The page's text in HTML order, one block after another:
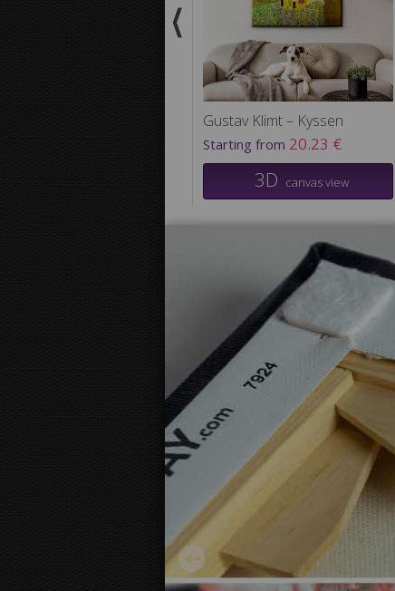
Gustav Klimt – Kyssen
Starting from 20.23 €
3D canvas view
Depictions Of Medusa
Starting from 20.23 €
canvas view